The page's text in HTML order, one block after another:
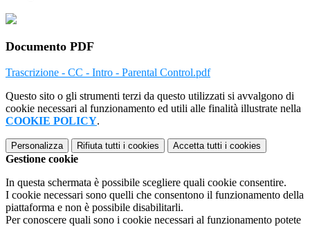
Documento PDF
Trascrizione - CC - Intro - Parental Control.pdf
Questo sito o gli strumenti terzi da questo utilizzati si avvalgono di
cookie necessari al funzionamento ed utili alle finalità illustrate nella
COOKIE POLICY.
Personalizza Rifiuta tutti i cookies Accetta tutti i cookies
Gestione cookie
In questa schermata è possibile scegliere quali cookie consentire.
I cookie necessari sono quelli che consentono il funzionamento della
piattaforma e non è possibile disabilitarli.
Per conoscere quali sono i cookie necessari al funzionamento potete